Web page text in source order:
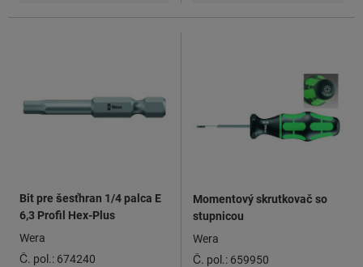
Bit pre šesťhran 1/4 palca E
6,3 Profil Hex-Plus
Wera
Č. pol.: 674240
Momentový skrutkovač so
stupnicou
Wera
Č. pol.: 659950